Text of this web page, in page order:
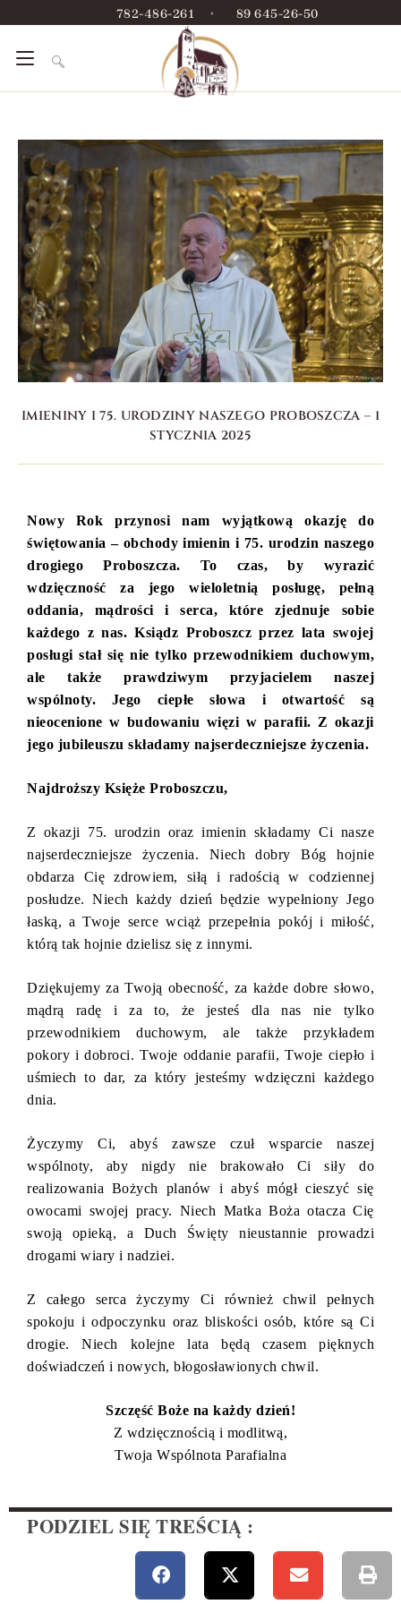
782-486-261 • 89 645-26-50
IMIENINY I 75. URODZINY NASZEGO PROBOSZCZA – 1
STYCZNIA 2025
Nowy Rok przynosi nam wyjątkową okazję do
świętowania – obchody imienin i 75. urodzin naszego
drogiego Proboszcza. To czas, by wyrazić
wdzięczność za jego wieloletnią posługę, pełną
oddania, mądrości i serca, które zjednuje sobie
każdego z nas. Ksiądz Proboszcz przez lata swojej
posługi stał się nie tylko przewodnikiem duchowym,
ale także prawdziwym przyjacielem naszej
wspólnoty. Jego ciepłe słowa i otwartość są
nieocenione w budowaniu więzi w parafii. Z okazji
jego jubileuszu składamy najserdeczniejsze życzenia.
Najdroższy Księże Proboszczu,
Z okazji 75. urodzin oraz imienin składamy Ci nasze
najserdeczniejsze życzenia. Niech dobry Bóg hojnie
obdarza Cię zdrowiem, siłą i radością w codziennej
posłudze. Niech każdy dzień będzie wypełniony Jego
łaską, a Twoje serce wciąż przepełnia pokój i miłość,
którą tak hojnie dzielisz się z innymi.
Dziękujemy za Twoją obecność, za każde dobre słowo,
mądrą radę i za to, że jesteś dla nas nie tylko
przewodnikiem duchowym, ale także przykładem
pokory i dobroci. Twoje oddanie parafii, Twoje ciepło i
uśmiech to dar, za który jesteśmy wdzięczni każdego
dnia.
Życzymy Ci, abyś zawsze czuł wsparcie naszej
wspólnoty, aby nigdy nie brakowało Ci siły do
realizowania Bożych planów i abyś mógł cieszyć się
owocami swojej pracy. Niech Matka Boża otacza Cię
swoją opieką, a Duch Święty nieustannie prowadzi
drogami wiary i nadziei.
Z całego serca życzymy Ci również chwil pełnych
spokoju i odpoczynku oraz bliskości osób, które są Ci
drogie. Niech kolejne lata będą czasem pięknych
doświadczeń i nowych, błogosławionych chwil.
Szczęść Boże na każdy dzień!
Z wdzięcznością i modlitwą,
Twoja Wspólnota Parafialna
PODZIEL SIĘ TREŚCIĄ :